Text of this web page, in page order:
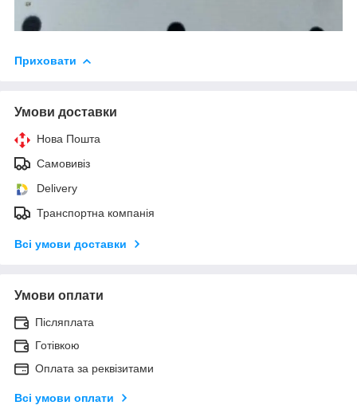
Приховати
Умови доставки
Нова Пошта
Самовивіз
Delivery
Транспортна компанія
Всі умови доставки
Умови оплати
Післяплата
Готівкою
Оплата за реквізитами
Всі умови оплати